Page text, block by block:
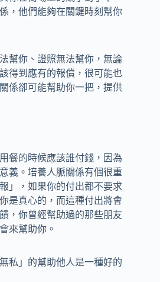
，他們能夠在關鍵時刻幫你
幫你、證照無法幫你，無論
得到應有的報償，很可能也
係卻可能幫助你一把，提供
餐的時候應該誰付錢，因為
義。培養人脈關係有個很重
」，如果你的付出都不要求
是真心的，而這種付出將會
，你曾經幫助過的那些朋友
來幫助你。
私」的幫助他人是一種好的